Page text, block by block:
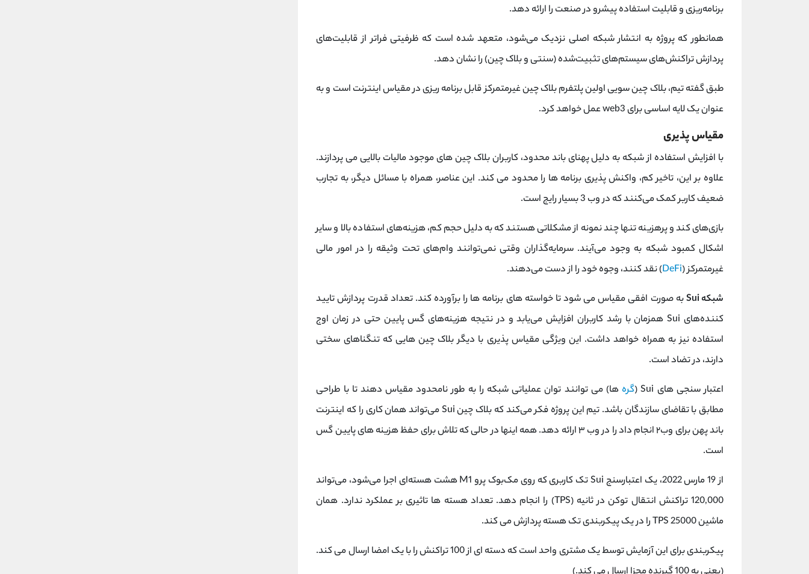
برنامه‌ریزی و قابلیت استفاده پیشرو در صنعت را ارائه دهد.
همانطور که پروژه به انتشار شبکه اصلی نزدیک می‌شود، متعهد شده است که ظرفیتی فراتر از قابلیت‌های
پردازش تراکنش‌های سیستم‌های تثبیت‌شده (سنتی و بلاک چین) را نشان دهد.
طبق گفته تیم، بلاک چین سویی اولین پلتفرم بلاک چین غیرمتمرکز قابل برنامه ریزی در مقیاس اینترنت است و به
عنوان یک لایه اساسی برای web3 عمل خواهد کرد.
مقیاس پذیری
با افزایش استفاده از شبکه به دلیل پهنای باند محدود، کاربران بلاک چین های موجود مالیات بالایی می پردازند.
علاوه بر این، تاخیر کم، واکنش پذیری برنامه ها را محدود می کند. این عناصر، همراه با مسائل دیگر، به تجارب
ضعیف کاربر کمک می‌کنند که در وب 3 بسیار رایج است.
بازی‌های کند و پرهزینه تنها چند نمونه از مشکلاتی هستند که به دلیل حجم کم، هزینه‌های استفاده بالا و سایر
اشکال کمبود شبکه به وجود می‌آیند. سرمایه‌گذاران وقتی نمی‌توانند وام‌های تحت وثیقه را در امور مالی
غیرمتمرکز (DeFi) نقد کنند، وجوه خود را از دست می‌دهند.
شبکه Sui
به صورت افقی مقیاس می شود تا خواسته های برنامه ها را برآورده کند. تعداد قدرت پردازش تایید
کننده‌های Sui همزمان با رشد کاربران افزایش می‌یابد و در نتیجه هزینه‌های گس پایین حتی در زمان اوج
استفاده نیز به همراه خواهد داشت. این ویژگی مقیاس پذیری با دیگر بلاک چین هایی که تنگناهای سختی
دارند، در تضاد است.
اعتبار سنجی های Sui (
گرهها) می توانند توان عملیاتی شبکه را به طور نامحدود مقیاس دهند تا با طراحی
مطابق با تقاضای سازندگان باشد. تیم این پروژه فکر می‌کند که بلاک چین Sui می‌تواند همان کاری را که اینترنت
باند پهن برای وب۲ انجام داد را در وب ۳ ارائه دهد. همه اینها در حالی که تلاش برای حفظ هزینه های پایین گس
است.
از 19 مارس 2022، یک اعتبارسنج Sui تک کاربری که روی مک‌بوک پرو M1 هشت هسته‌ای اجرا می‌شود، می‌تواند
120,000 تراکنش انتقال توکن در ثانیه (TPS) را انجام دهد. تعداد هسته ها تاثیری بر عملکرد ندارد. همان
ماشین 25000 TPS را در یک پیکربندی تک هسته پردازش می کند.
پیکربندی برای این آزمایش توسط یک مشتری واحد است که دسته ای از 100 تراکنش را با یک امضا ارسال می کند.